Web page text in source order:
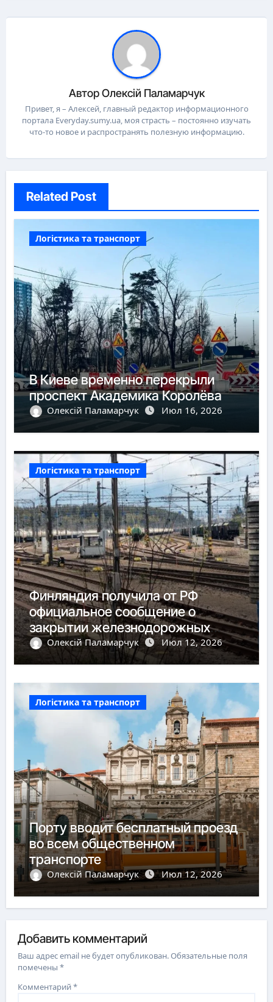
АвторОлексій Паламарчук
Привет, я – Алексей, главный редактор информационного
портала Everyday.sumy.ua, моя страсть – постоянно изучать
что-то новое и распространять полезную информацию.
Related Post
Логістика та транспорт
В Киеве временно перекрыли
проспект Академика Королёва
Олексій Паламарчук Июл 16, 2026
Логістика та транспорт
Финляндия получила от РФ
официальное сообщение о
закрытии железнодорожных
пунктов пропуска
Олексій Паламарчук Июл 12, 2026
Логістика та транспорт
Порту вводит бесплатный проезд
во всем общественном
транспорте
Олексій Паламарчук Июл 12, 2026
Добавить комментарий
Ваш адрес email не будет опубликован.Обязательные поля
помечены*
Комментарий*